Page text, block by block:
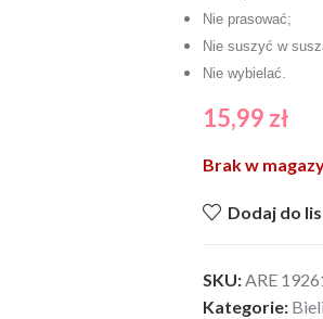
Nie prasować;
Nie suszyć w
Nie wybielać.
15,99 zł
Brak w
Dodaj do
SKU:ARE
Kategorie: